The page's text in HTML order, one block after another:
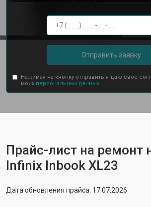
Отправить заявку
Нажимая на кнопку отправить я даю свое
моих персональных данных.
Прайс-лист на ремонт
Infinix Inbook XL23
Дата обновления прайса: 17.07.2026